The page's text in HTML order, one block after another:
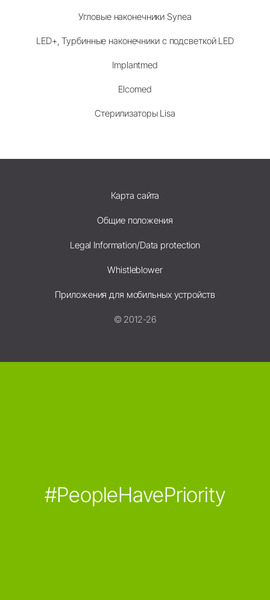
Угловые наконечники Synea
LED+, Турбинные наконечники с подсветкой LED
Implantmed
Elcomed
Стерилизаторы Lisa
Карта сайта
Общие положения
Legal Information/Data protection
Whistleblower
Приложения для мобильных устройств
© 2012-26
#PeopleHavePriority